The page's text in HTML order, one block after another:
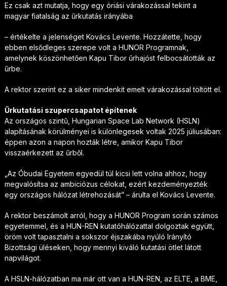
Ez csak azt mutatja, hogy egy óriási várakozással tekint a
magyar fiatalság az űrkutatás irányába
– értékelte a jelenséget Kovács Levente. Hozzátette, hogy
ebben elsődleges szerepe volt a HUNOR Programnak,
amelynek köszönhetően Kapu Tibor űrhajóst felbocsátották az
űrbe.
A rektor szerint ez a siker mindenkit emelt várakozással töltött el.
Űrkutatási szupercsapatot építenek
Az országos szintű, Hungarian Space Lab Network (HSLN)
alapításának körülményei is különlegesek voltak 2025 júliusában:
éppen azon a napon hozták létre, amikor Kapu Tibor
visszaérkezett az űrből.
„Az Óbudai Egyetem egyedül túl kicsi lett volna ahhoz, hogy
megvalósítsa az ambiciózus célokat, ezért kezdeményezték
egy országos hálózat létrehozását” – árulta el Kovács Levente.
A rektor beszámolt arról, hogy a HUNOR Program során számos
egyetemmel, és a HUN-REN kutatóhálózattal dolgoztak együtt,
öröm volt tapasztalni a sokszor éjszakába nyúló Irányító
Bizottsági üléseken, hogy mennyi kiváló kutatási ötlet látott
napvilágot.
A HSLN-hálózatban ma már ott van a HUN-REN, az ELTE, a BME,